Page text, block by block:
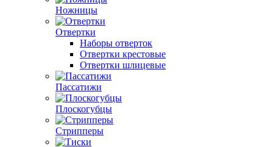
Ножницы
Отвертки
Наборы отверток
Отвертки крестовые
Отвертки шлицевые
Пассатижи
Плоскогубцы
Стрипперы